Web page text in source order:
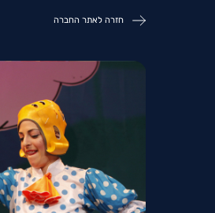
חזרה לאתר החברה